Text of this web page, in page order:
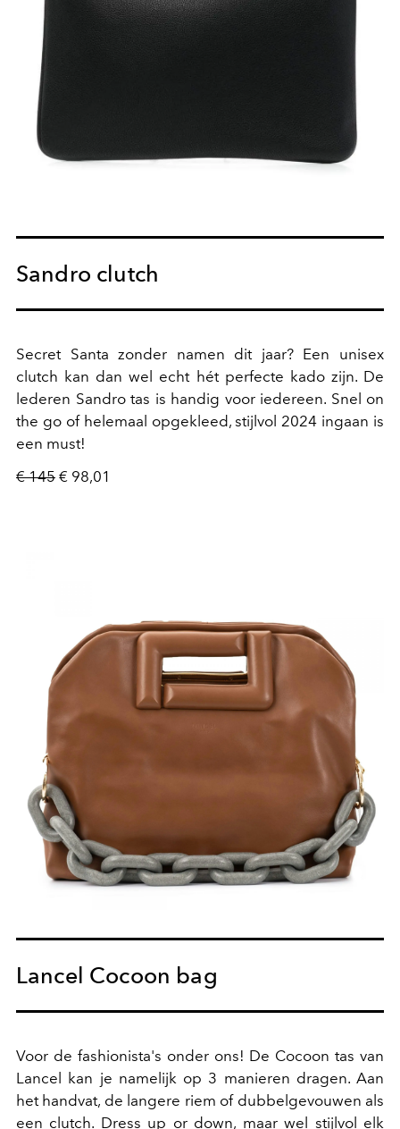
Sandro clutch
Secret Santa zonder namen dit jaar? Een unisex
clutch kan dan wel echt hét perfecte kado zijn. De
lederen Sandro tas is handig voor iedereen. Snel on
the go of helemaal opgekleed, stijlvol 2024 ingaan is
een must!
€ 145 € 98,01
Lancel Cocoon bag
Voor de fashionista's onder ons! De Cocoon tas van
Lancel kan je namelijk op 3 manieren dragen. Aan
het handvat, de langere riem of dubbelgevouwen als
een clutch. Dress up or down, maar wel stijlvol elk